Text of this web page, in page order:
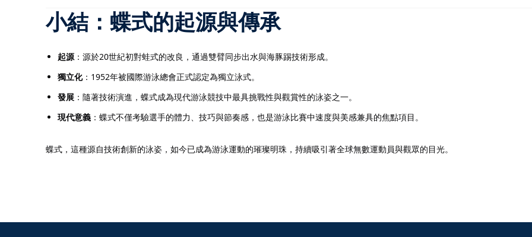
小結：蝶式的起源與傳承
起源：源於20世紀初對蛙式的改良，通過雙臂同步出水與海豚踢技術形成。
獨立化：1952年被國際游泳總會正式認定為獨立泳式。
發展 ：隨著技術演進，蝶式成為現代游泳競技中最具挑戰性與觀賞性的泳姿之一。
現代意義 ：蝶式不僅考驗選手的體力、技巧與節奏感，也是游泳比賽中速度與美感兼具的焦點項目。
蝶式，這種源自技術創新的泳姿，如今已成為游泳運動的璀璨明珠，持續吸引著全球無數運動員與觀眾的目光。